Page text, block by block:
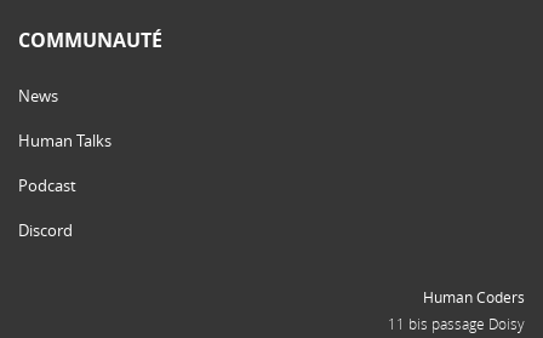
COMMUNAUTÉ
News
Human Talks
Podcast
Discord
Human Coders
11 bis passage Doisy